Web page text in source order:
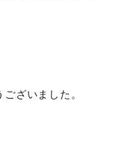
ざいました。